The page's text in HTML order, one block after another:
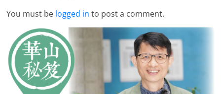
You must be logged in to post a comment.